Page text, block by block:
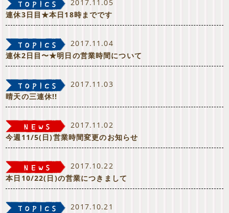
2017.11.05
連休3日目★本日18時までです
2017.11.04
連休2日目〜★明日の営業時間について
2017.11.03
晴天の三連休!!
2017.11.02
今週11/5(日)営業時間変更のお知らせ
2017.10.22
本日10/22(日)の営業につきまして
2017.10.21